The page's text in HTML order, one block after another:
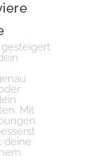
Mit
deine